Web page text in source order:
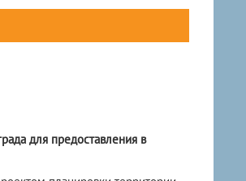
для предоставления в